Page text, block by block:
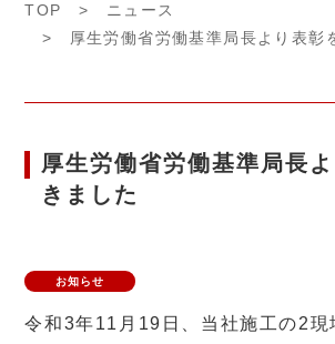
TOP >
ニュース
> 厚生労働省労働基準局長より表彰
厚生労働省労働基準局長
きました
お知らせ
令和3年11月19日、当社施工の2現